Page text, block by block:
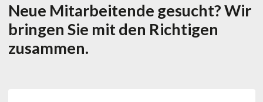
Neue Mitarbeitende gesucht? Wir
bringen Sie mit den Richtigen
zusammen.